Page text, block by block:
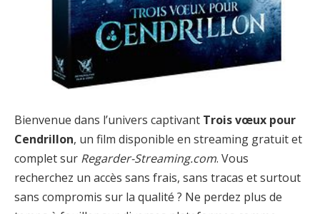
Bienvenue dans l’univers captivant Trois vœux pour
Cendrillon, un film disponible en streaming gratuit et
complet sur Regarder-Streaming.com. Vous
recherchez un accès sans frais, sans tracas et surtout
sans compromis sur la qualité ? Ne perdez plus de